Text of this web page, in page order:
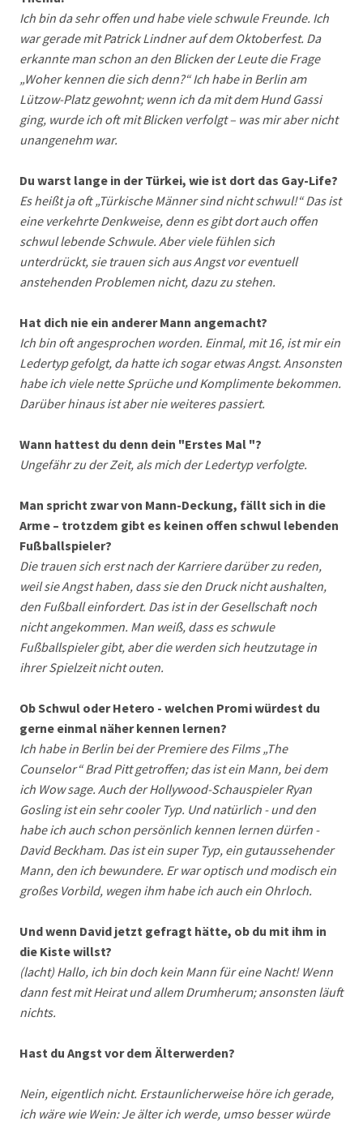
Ich bin da sehr offen und habe viele schwule Freunde. Ich
war gerade mit Patrick Lindner auf dem Oktoberfest. Da
erkannte man schon an den Blicken der Leute die Frage
„Woher kennen die sich denn?“ Ich habe in Berlin am
Lützow-Platz gewohnt; wenn ich da mit dem Hund Gassi
ging, wurde ich oft mit Blicken verfolgt – was mir aber nicht
unangenehm war.
Du warst lange in der Türkei, wie ist dort das Gay-Life?
Es heißt ja oft „Türkische Männer sind nicht schwul!“ Das ist
eine verkehrte Denkweise, denn es gibt dort auch offen
schwul lebende Schwule. Aber viele fühlen sich
unterdrückt, sie trauen sich aus Angst vor eventuell
anstehenden Problemen nicht, dazu zu stehen.
Hat dich nie ein anderer Mann angemacht?
Ich bin oft angesprochen worden. Einmal, mit 16, ist mir ein
Ledertyp gefolgt, da hatte ich sogar etwas Angst. Ansonsten
habe ich viele nette Sprüche und Komplimente bekommen.
Darüber hinaus ist aber nie weiteres passiert.
Wann hattest du denn dein "Erstes Mal "?
Ungefähr zu der Zeit, als mich der Ledertyp verfolgte.
Man spricht zwar von Mann-Deckung, fällt sich in die
Arme – trotzdem gibt es keinen offen schwul lebenden
Fußballspieler?
Die trauen sich erst nach der Karriere darüber zu reden,
weil sie Angst haben, dass sie den Druck nicht aushalten,
den Fußball einfordert. Das ist in der Gesellschaft noch
nicht angekommen. Man weiß, dass es schwule
Fußballspieler gibt, aber die werden sich heutzutage in
ihrer Spielzeit nicht outen.
Ob Schwul oder Hetero - welchen Promi würdest du
gerne einmal näher kennen lernen?
Ich habe in Berlin bei der Premiere des Films „The
Counselor“ Brad Pitt getroffen; das ist ein Mann, bei dem
ich Wow sage. Auch der Hollywood-Schauspieler Ryan
Gosling ist ein sehr cooler Typ. Und natürlich - und den
habe ich auch schon persönlich kennen lernen dürfen -
David Beckham. Das ist ein super Typ, ein gutaussehender
Mann, den ich bewundere. Er war optisch und modisch ein
großes Vorbild, wegen ihm habe ich auch ein Ohrloch.
Und wenn David jetzt gefragt hätte, ob du mit ihm in
die Kiste willst?
(lacht) Hallo, ich bin doch kein Mann für eine Nacht! Wenn
dann fest mit Heirat und allem Drumherum; ansonsten läuft
nichts.
Hast du Angst vor dem Älterwerden?
Nein, eigentlich nicht. Erstaunlicherweise höre ich gerade,
ich wäre wie Wein: Je älter ich werde, umso besser würde